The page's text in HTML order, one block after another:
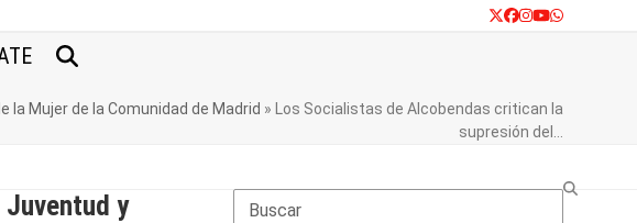
Twitter
Facebook
Instagram
YouTube
Whatsapp
la Mujer de la Comunidad de Madrid »
Los Socialistas de Alcobendas critican la
supresión del…
Juventud y
Search